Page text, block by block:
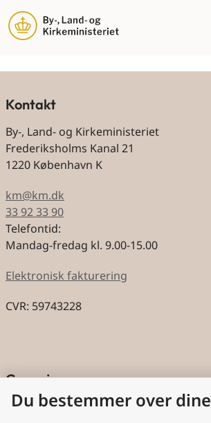
Kontakt
By-, Land- og Kirkeministeriet
Frederiksholms Kanal 21
1220 København K
km@km.dk
33 92 33 90
Telefontid:
Mandag-fredag kl. 9.00-15.00
Elektronisk fakturering
CVR: 59743228
Genveje
Cookies
Du bestemmer over